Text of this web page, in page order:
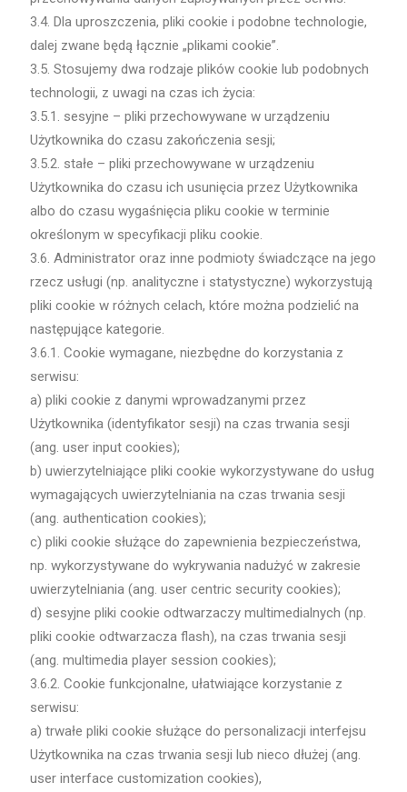
3.4. Dla uproszczenia, pliki cookie i podobne technologie,
dalej zwane będą łącznie „plikami cookie”.
3.5. Stosujemy dwa rodzaje plików cookie lub podobnych
technologii, z uwagi na czas ich życia:
3.5.1. sesyjne – pliki przechowywane w urządzeniu
Użytkownika do czasu zakończenia sesji;
3.5.2. stałe – pliki przechowywane w urządzeniu
Użytkownika do czasu ich usunięcia przez Użytkownika
albo do czasu wygaśnięcia pliku cookie w terminie
określonym w specyfikacji pliku cookie.
3.6. Administrator oraz inne podmioty świadczące na jego
rzecz usługi (np. analityczne i statystyczne) wykorzystują
pliki cookie w różnych celach, które można podzielić na
następujące kategorie.
3.6.1. Cookie wymagane, niezbędne do korzystania z
serwisu:
a) pliki cookie z danymi wprowadzanymi przez
Użytkownika (identyfikator sesji) na czas trwania sesji
(ang. user input cookies);
b) uwierzytelniające pliki cookie wykorzystywane do usług
wymagających uwierzytelniania na czas trwania sesji
(ang. authentication cookies);
c) pliki cookie służące do zapewnienia bezpieczeństwa,
np. wykorzystywane do wykrywania nadużyć w zakresie
uwierzytelniania (ang. user centric security cookies);
d) sesyjne pliki cookie odtwarzaczy multimedialnych (np.
pliki cookie odtwarzacza flash), na czas trwania sesji
(ang. multimedia player session cookies);
3.6.2. Cookie funkcjonalne, ułatwiające korzystanie z
serwisu:
a) trwałe pliki cookie służące do personalizacji interfejsu
Użytkownika na czas trwania sesji lub nieco dłużej (ang.
user interface customization cookies),